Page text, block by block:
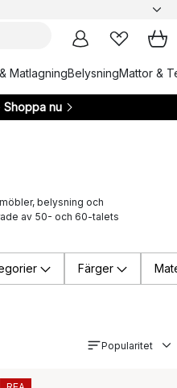
MatlagningBelysningMattor &
Shoppa nu
belysning och
av 50- och 60-talets
Färger
Popularitet